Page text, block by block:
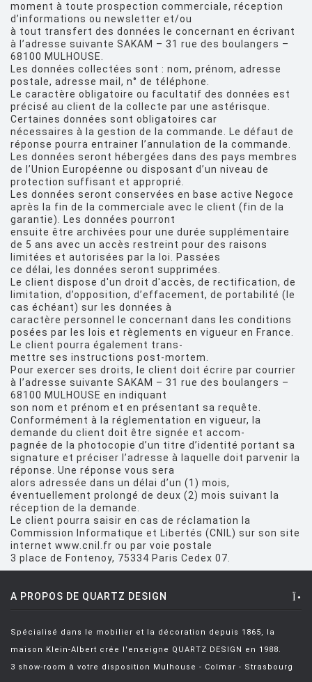
moment à toute prospection commerciale, réception
d’informations ou newsletter et/ou
à tout transfert des données le concernant en écrivant
à l’adresse suivante SAKAM – 31 rue des boulangers –
68100 MULHOUSE.
Les données collectées sont : nom, prénom, adresse
postale, adresse mail, n° de téléphone.
Le caractère obligatoire ou facultatif des données est
précisé au client de la collecte par une astérisque.
Certaines données sont obligatoires car
nécessaires à la gestion de la commande. Le défaut de
réponse pourra entrainer l’annulation de la commande.
Les données seront hébergées dans des pays membres
de l’Union Européenne ou disposant d’un niveau de
protection suffisant et approprié.
Les données seront conservées en base active Negoce
après la fin de la commerciale avec le client (fin de la
garantie). Les données pourront
ensuite être archivées pour une durée supplémentaire
de 5 ans avec un accès restreint pour des raisons
limitées et autorisées par la loi. Passées
ce délai, les données seront supprimées.
Le client dispose d'un droit d'accès, de rectification, de
limitation, d’opposition, d’effacement, de portabilité (le
cas échéant) sur les données à
caractère personnel le concernant dans les conditions
posées par les lois et règlements en vigueur en France.
Le client pourra également trans-
mettre ses instructions post-mortem.
Pour exercer ses droits, le client doit écrire par courrier
à l’adresse suivante SAKAM – 31 rue des boulangers –
68100 MULHOUSE en indiquant
son nom et prénom et en présentant sa requête.
Conformément à la réglementation en vigueur, la
demande du client doit être signée et accom-
pagnée de la photocopie d’un titre d’identité portant sa
signature et préciser l’adresse à laquelle doit parvenir la
réponse. Une réponse vous sera
alors adressée dans un délai d’un (1) mois,
éventuellement prolongé de deux (2) mois suivant la
réception de la demande.
Le client pourra saisir en cas de réclamation la
Commission Informatique et Libertés (CNIL) sur son site
internet www.cnil.fr ou par voie postale
3 place de Fontenoy, 75334 Paris Cedex 07.
A PROPOS DE QUARTZ DESIGN
Spécialisé dans le mobilier et la décoration depuis 1865, la
maison Klein-Albert crée l'enseigne QUARTZ DESIGN en 1988.
3 show-room à votre disposition Mulhouse - Colmar - Strasbourg